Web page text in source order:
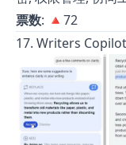
票数: 🔺72
17. Writers Copilot